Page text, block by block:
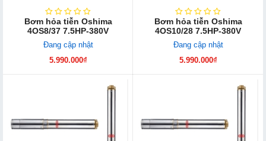
Bơm hỏa tiễn Oshima
4OS8/37 7.5HP-380V
Đang cập nhật
5.990.000₫
Bơm hỏa tiễn Oshima
4OS10/28 7.5HP-380V
Đang cập nhật
5.990.000₫